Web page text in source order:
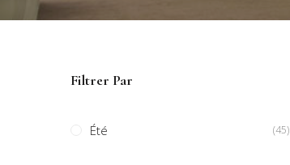
Filtrer Par
Été (45)